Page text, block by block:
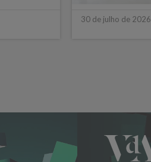
30 de julho de 2026